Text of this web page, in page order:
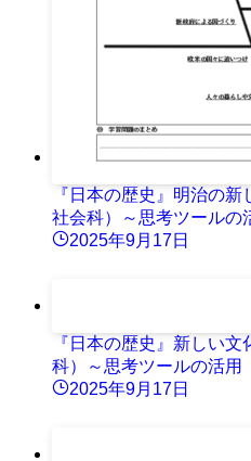
『日本の歴史』明治の
社会科）～思考ツールの
2025年9月17日
『日本の歴史』新しい
科）～思考ツールの活用
2025年9月17日